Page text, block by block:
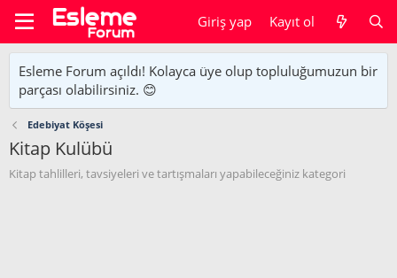
Giriş yap Kayıt ol
Esleme Forum açıldı! Kolayca üye olup topluluğumuzun bir
parçası olabilirsiniz. 😊
Edebiyat Köşesi
Kitap Kulübü
Kitap tahlilleri, tavsiyeleri ve tartışmaları yapabileceğiniz kategori